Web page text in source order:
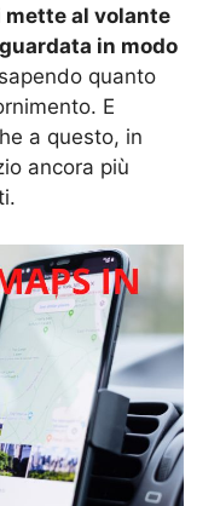
mette al volante
in modo
quanto
E
a questo, in
ancora più